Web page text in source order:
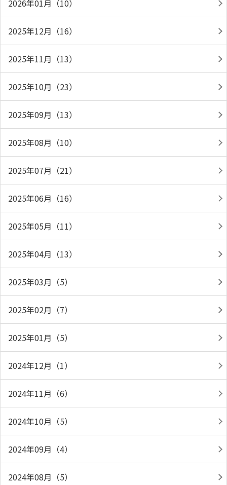
2026年01月（10）
2025年12月（16）
2025年11月（13）
2025年10月（23）
2025年09月（13）
2025年08月（10）
2025年07月（21）
2025年06月（16）
2025年05月（11）
2025年04月（13）
2025年03月（5）
2025年02月（7）
2025年01月（5）
2024年12月（1）
2024年11月（6）
2024年10月（5）
2024年09月（4）
2024年08月（5）